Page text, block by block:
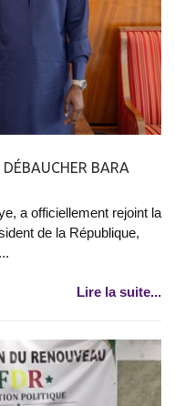
BARA
a officiellement rejoint la
de la République,
Lire la suite...